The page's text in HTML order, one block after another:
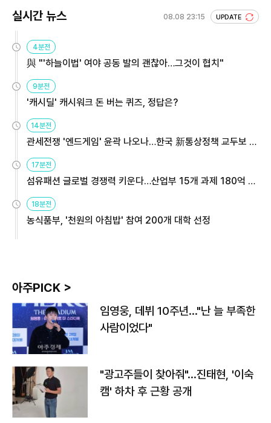
실시간 뉴스 08.08 23:15 UPDATE
4분전
與 "'하늘이법' 여야 공동 발의 괜찮아…그것이 협치"
9분전
'캐시딜' 캐시워크 돈 버는 퀴즈, 정답은?
14분전
관세전쟁 '엔드게임' 윤곽 나오나…한국 新통상정책 교두보 활
용해야
17분전
섬유패션 글로벌 경쟁력 키운다…산업부 15개 과제 180억 지
원
18분전
농식품부, '천원의 아침밥' 참여 200개 대학 선정
아주PICK >
임영웅, 데뷔 10주년…"난 늘 부족한
사람이었다"
"광고주들이 찾아줘"…진태현, '이숙
캠' 하차 후 근황 공개